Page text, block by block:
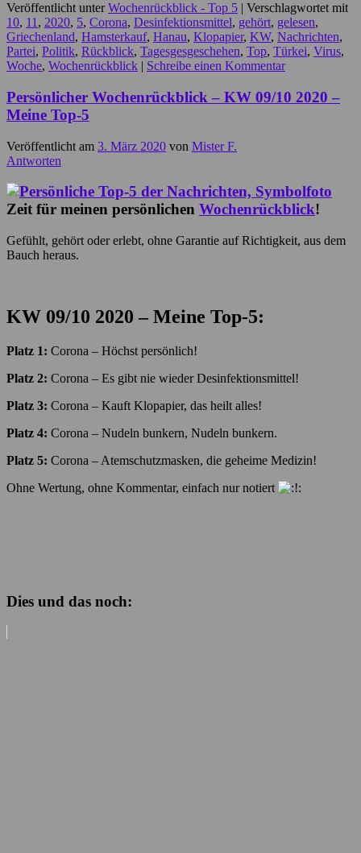
Veröffentlicht unter Wochenrückblick - Top 5 | Verschlagwortet mit
10, 11 , 2020, 5, Corona, Desinfektionsmittel, gehört, gelesen,
Griechenland, Hamsterkauf, Hanau, Klopapier, KW, Nachrichten,
Partei, Politik, Rückblick, Tagesgesgeschehen, Top, Türkei, Virus,
Woche, Wochenrückblick | Schreibe einen Kommentar
Persönlicher Wochenrückblick – KW 09/10 2020 –
Meine Top-5
Veröffentlicht am 3. März 2020 von Mister F.
Antworten
Zeit für meinen persönlichen Wochenrückblick!
Gefühlt, gehört oder erlebt, ohne Garantie auf Richtigkeit, aus dem
Bauch heraus.
KW 09/10 2020 – Meine Top-5:
Platz 1: Corona – Höchst persönlich!
Platz 2: Corona – Es gibt nie wieder Desinfektionsmittel!
Platz 3: Corona – Kauft Klopapier, das heilt alles!
Platz 4: Corona – Nudeln bunkern, Nudeln bunkern.
Platz 5: Corona – Atemschutzmasken, die geheime Medizin!
Ohne Wertung, ohne Kommentar, einfach nur notiert
Dies und das noch: